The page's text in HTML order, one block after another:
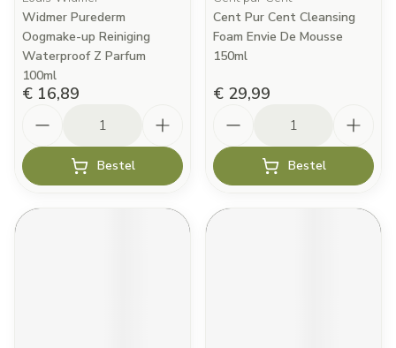
Widmer Purederm
Oogmake-up Reiniging
Waterproof Z Parfum
100ml
€ 16,89
Bestel
Cent Pur Cent Cleansing
Foam Envie De Mousse
150ml
€ 29,99
Bestel